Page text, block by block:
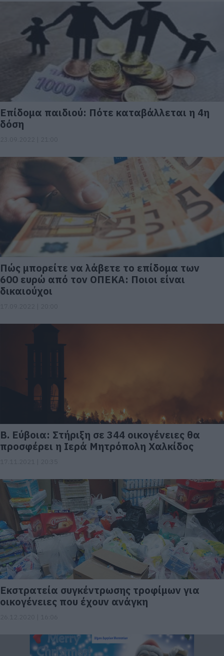
Επίδομα παιδιού: Πότε καταβάλλεται η 4η
δόση
Πώς μπορείτε να λάβετε το επίδομα των
600 ευρώ από τον ΟΠΕΚΑ: Ποιοι είναι
δικαιούχοι
Β. Εύβοια: Στήριξη σε 344 οικογένειες θα
προσφέρει η Ιερά Μητρόπολη Χαλκίδος
Εκστρατεία συγκέντρωσης τροφίμων για
οικογένειες που έχουν ανάγκη